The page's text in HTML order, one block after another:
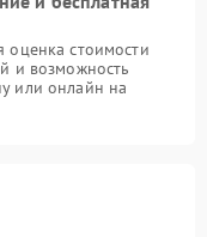
оценка стоимости
и возможность
или онлайн на